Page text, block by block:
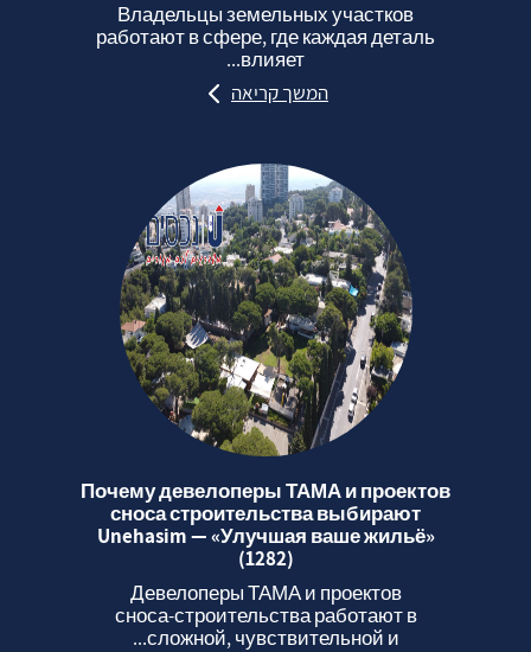
Владельцы земельных участков
работают в сфере, где каждая деталь
влияет...
המשך קריאה
Почему девелоперы ТАМА и проектов
сноса строительства выбирают
Unehasim — «Улучшая ваше жильё»
(1282)
Девелоперы ТАМА и проектов
сноса‑строительства работают в
сложной, чувствительной и...